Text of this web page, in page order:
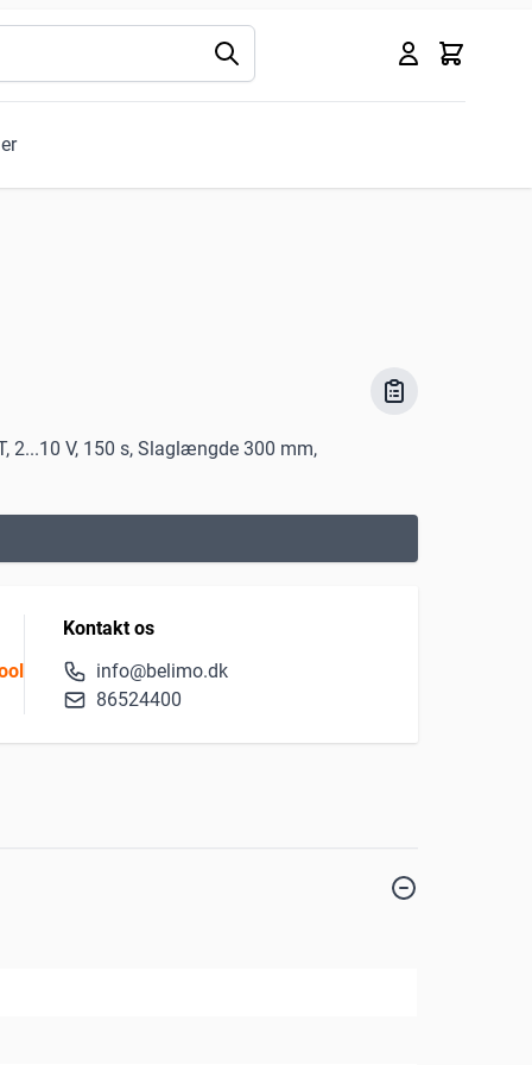
Kurv
2...10 V, 150 s, Slaglængde 300 mm,
Kontakt os
info@belimo.dk
86524400